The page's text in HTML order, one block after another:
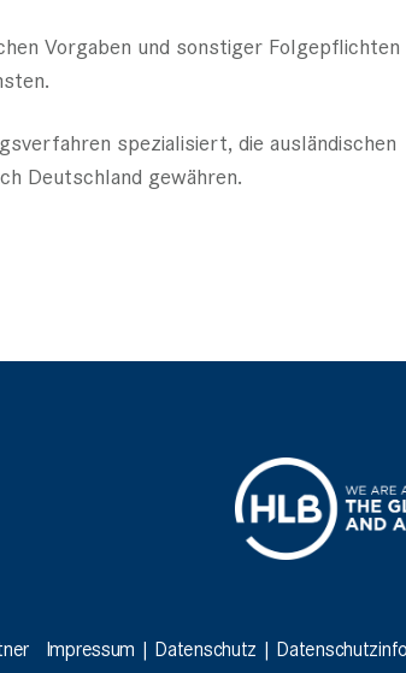
Vorgaben und sonstiger Folgepflichten
spezialisiert, die ausländischen
Deutschland gewähren.
Impressum | Datenschutz |